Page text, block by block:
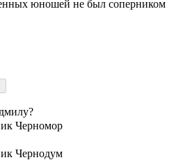
юношей не был соперником
Черномор
Чернодум